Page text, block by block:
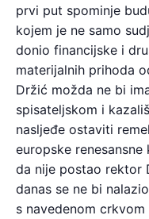
prvi put spominje
kojem je ne samo
donio financijske i
materijalnih prihoda
Držić možda ne bi
spisateljskom i
nasljeđe ostaviti
europske
da nije postao rektor
danas se ne bi
s navedenom